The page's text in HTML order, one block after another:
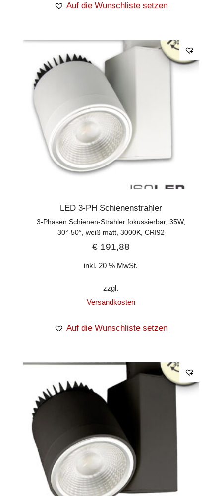
Auf die Wunschliste setzen
LED 3-PH Schienenstrahler
3-Phasen Schienen-Strahler fokussierbar, 35W,
30°-50°, weiß matt, 3000K, CRI92
€191,88
inkl. 20 % MwSt.
zzgl.
Versandkosten
Auf die Wunschliste setzen